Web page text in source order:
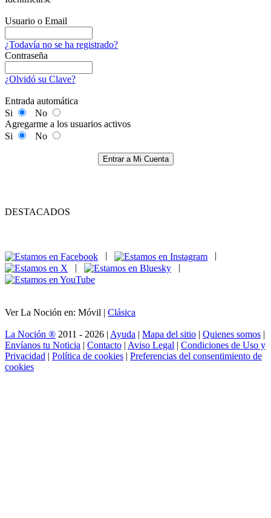
Usuario o Email
¿Todavía no se ha registrado?
Contraseña
¿Olvidó su Clave?
Entrada automática
Si
No
Agregarme a los usuarios activos
Si
No
Entrar a Mi Cuenta
DESTACADOS
|
|
Ver La Noción en: Móvil | Clásica
La Noción ® 2011 - 2026 | Ayuda | Mapa del sitio | Quienes somos |
Envíanos tu Noticia | Contacto | Aviso Legal | Condiciones de Uso y
Privacidad | Política de cookies | Preferencias del consentimiento de
cookies